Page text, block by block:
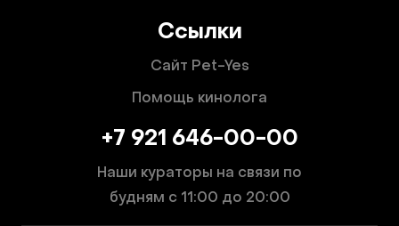
Ссылки
Сайт Pet-Yes
Помощь кинолога
+7 921 646-00-00
Наши кураторы на связи по
будням с 11:00 до 20:00